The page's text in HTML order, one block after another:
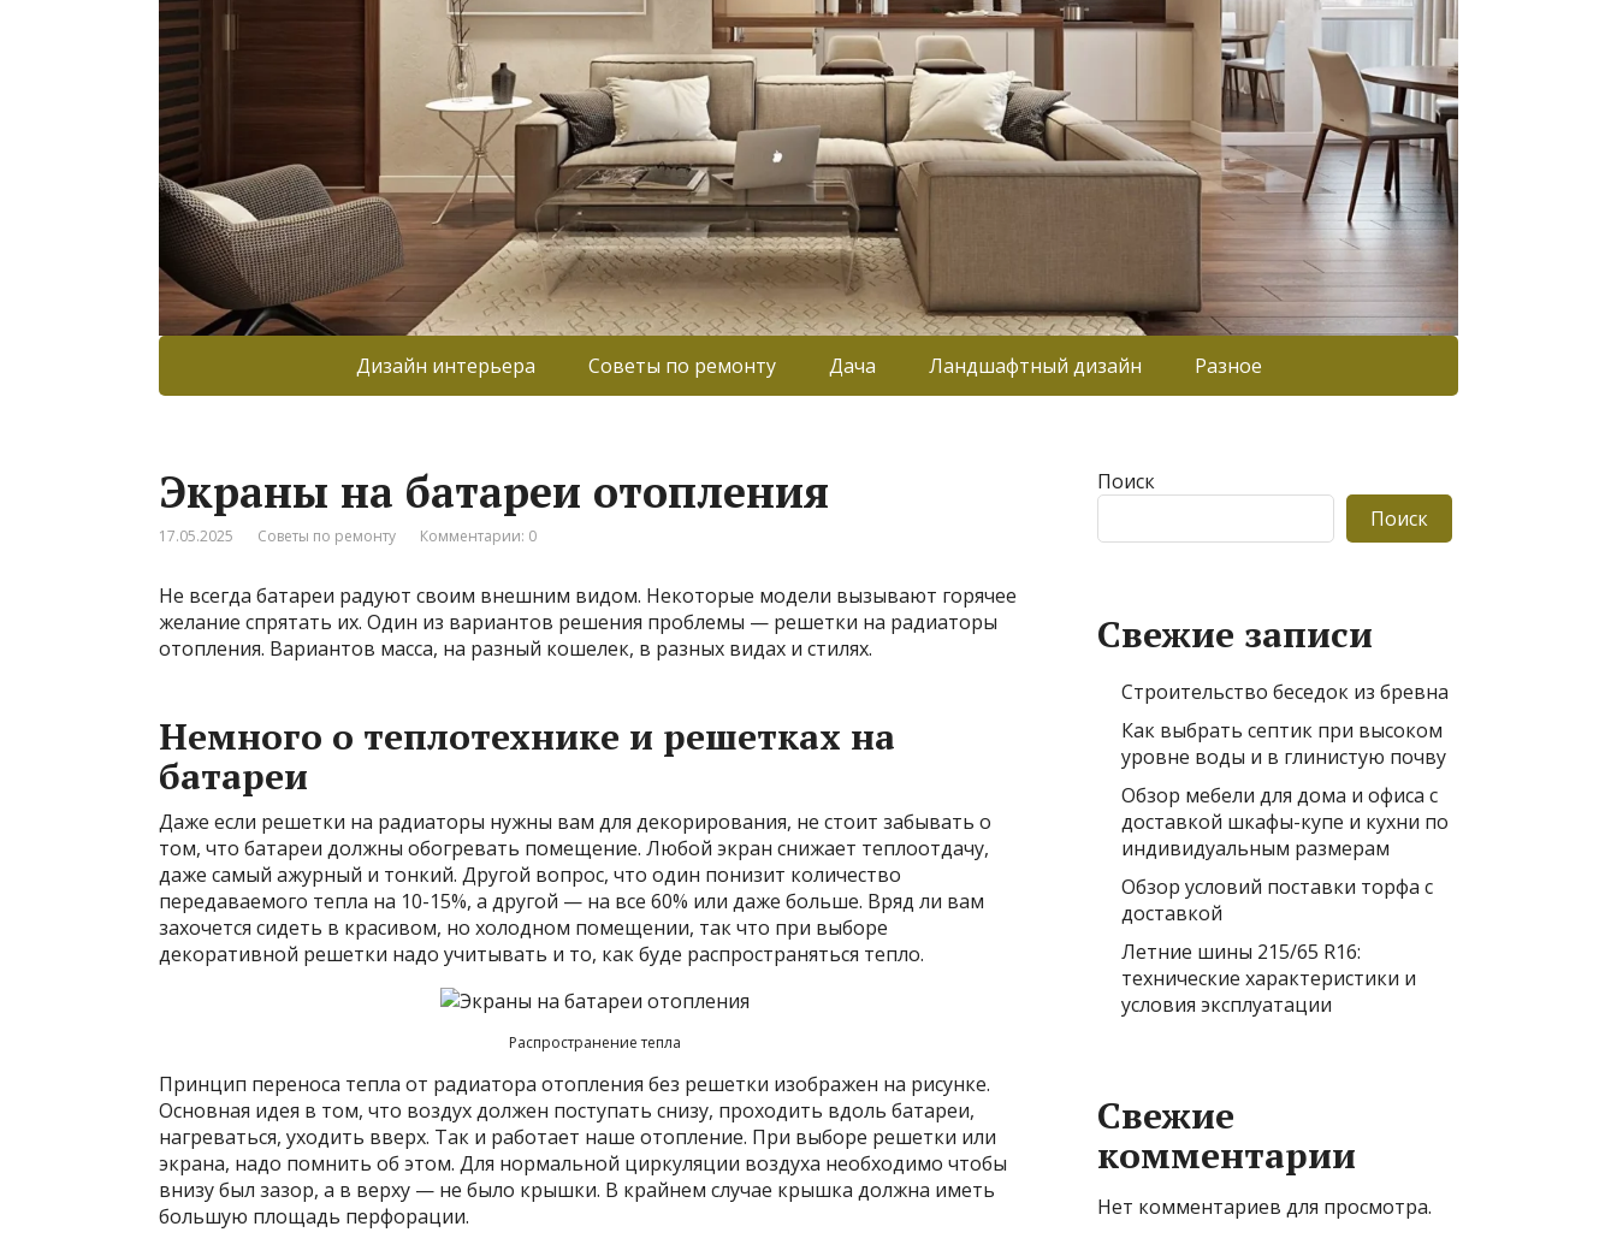
Дизайн интерьера Советы по ремонту Дача Ландшафтный дизайн Разное
Экраны на батареи отопления
17.05.2025 Советы по ремонту Комментарии: 0
Не всегда батареи радуют своим внешним видом. Некоторые модели вызывают горячее
желание спрятать их. Один из вариантов решения проблемы — решетки на радиаторы
отопления. Вариантов масса, на разный кошелек, в разных видах и стилях.
Немного о теплотехнике и решетках на
батареи
Даже если решетки на радиаторы нужны вам для декорирования, не стоит забывать о
том, что батареи должны обогревать помещение. Любой экран снижает теплоотдачу,
даже самый ажурный и тонкий. Другой вопрос, что один понизит количество
передаваемого тепла на 10-15%, а другой — на все 60% или даже больше. Вряд ли вам
захочется сидеть в красивом, но холодном помещении, так что при выборе
декоративной решетки надо учитывать и то, как буде распространяться тепло.
Распространение тепла
Принцип переноса тепла от радиатора отопления без решетки изображен на рисунке.
Основная идея в том, что воздух должен поступать снизу, проходить вдоль батареи,
нагреваться, уходить вверх. Так и работает наше отопление. При выборе решетки или
экрана, надо помнить об этом. Для нормальной циркуляции воздуха необходимо чтобы
внизу был зазор, а в верху — не было крышки. В крайнем случае крышка должна иметь
большую площадь перфорации.
Поиск
Поиск
Свежие записи
Строительство беседок из бревна
Как выбрать септик при высоком
уровне воды и в глинистую почву
Обзор мебели для дома и офиса с
доставкой шкафы-купе и кухни по
индивидуальным размерам
Обзор условий поставки торфа с
доставкой
Летние шины 215/65 R16:
технические характеристики и
условия эксплуатации
Свежие
комментарии
Нет комментариев для просмотра.